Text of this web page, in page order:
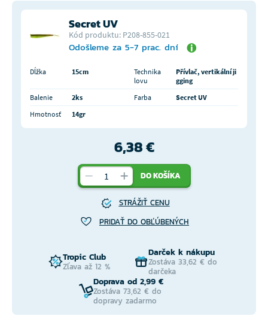
Secret UV
Kód produktu: P208-855-021
Odošleme za 5-7 prac. dní
Dĺžka 15cm
Technika
lovu
Přívlač, vertikální ji
gging
Balenie
2ks Farba
Secret UV
Hmotnosť
14gr
6,38 €
DO KOŠÍKA
STRÁŽIŤ CENU
PRIDAŤ DO OBĽÚBENÝCH
Tropic Club
Zľava až 12 %
Darček k nákupu
Zostáva 33,62 € do
darčeka
Doprava od 2,99 €
Zostáva 73,62 € do
dopravy zadarmo